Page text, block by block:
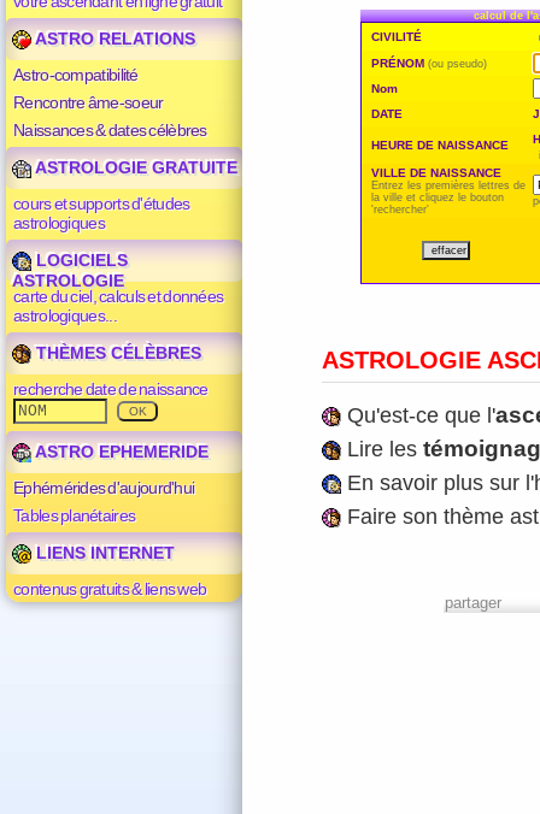
ASTRO RELATIONS
Astro-compatibilité
Rencontre âme-soeur
Naissances & dates célèbres
ASTROLOGIE GRATUITE
cours et supports d'études
astrologiques
LOGICIELS
ASTROLOGIE
carte du ciel, calculs et données
astrologiques...
THÈMES CÉLÈBRES
recherche date de naissance
ASTRO EPHEMERIDE
Ephémérides d'aujourd'hui
Tables planétaires
LIENS INTERNET
contenus gratuits & liens web
calcul de
CIVILITÉ
PRÉNOM (ou pseudo)
Nom
DATE
HEURE DE NAISSANCE
VILLE DE NAISSANCE
Entrez les premières lettres de
la ville et cliquez le bouton
'rechercher'
ASTROLOGIE
Qu'est-ce que l'
Lire les
En savoir plus sur
Faire son thème
partager